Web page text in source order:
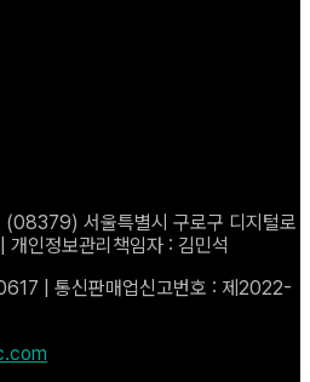
서울특별시 구로구 디지털로
인정보관리책임자 : 김민석
| 통신판매업신고번호 : 제2022-